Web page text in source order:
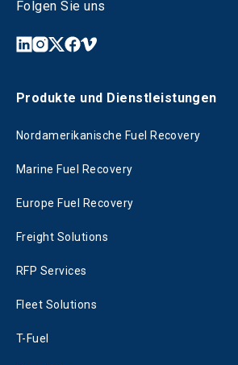
Folgen Sie uns
Produkte und Dienstleistungen
Nordamerikanische Fuel Recovery
Marine Fuel Recovery
Europe Fuel Recovery
Freight Solutions
RFP Services
Fleet Solutions
T-Fuel